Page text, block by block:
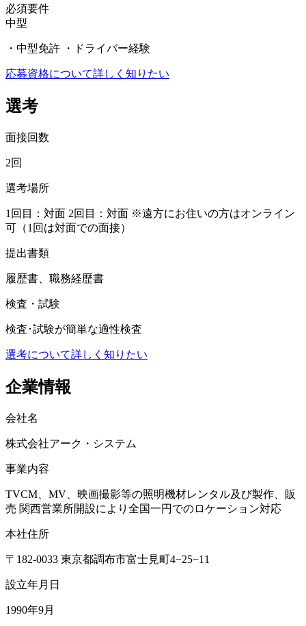
必須要件
中型
・中型免許 ・ドライバー経験
応募資格について詳しく知りたい
選考
面接回数
2回
選考場所
1回目：対面 2回目：対面 ※遠方にお住いの方はオンライン
可（1回は対面での面接）
提出書類
履歴書、職務経歴書
検査・試験
検査･試験が簡単な適性検査
選考について詳しく知りたい
企業情報
会社名
株式会社アーク・システム
事業内容
TVCM、MV、映画撮影等の照明機材レンタル及び製作、販
売 関西営業所開設により全国一円でのロケーション対応
本社住所
〒182-0033 東京都調布市富士見町4−25−11
設立年月日
1990年9月